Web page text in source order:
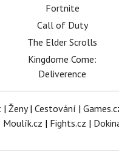
Fortnite
Call of Duty
The Elder Scrolls
Kingdome Come:
Deliverence
| Ženy| Cestování |
Moulík.cz | Fights.cz |